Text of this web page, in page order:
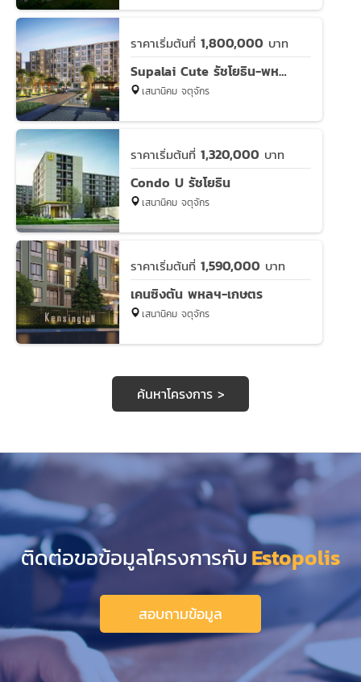
ราคาเริ่มต้นที่ 1,800,000 บาท
Supalai Cute รัชโยธิน-พหลโยธิน 34
เสนานิคม จตุจักร
ราคาเริ่มต้นที่ 1,320,000 บาท
Condo U รัชโยธิน
เสนานิคม จตุจักร
ราคาเริ่มต้นที่ 1,590,000 บาท
เคนซิงตัน พหลฯ-เกษตร
เสนานิคม จตุจักร
ค้นหาโครงการ >
ติดต่อขอข้อมูลโครงการกับEstopolis
สอบถามข้อมูล